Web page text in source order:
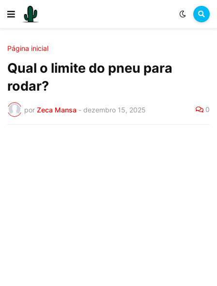
Página inicial
Qual o limite do pneu para
rodar?
por Zeca Mansa - dezembro 15, 2025 0